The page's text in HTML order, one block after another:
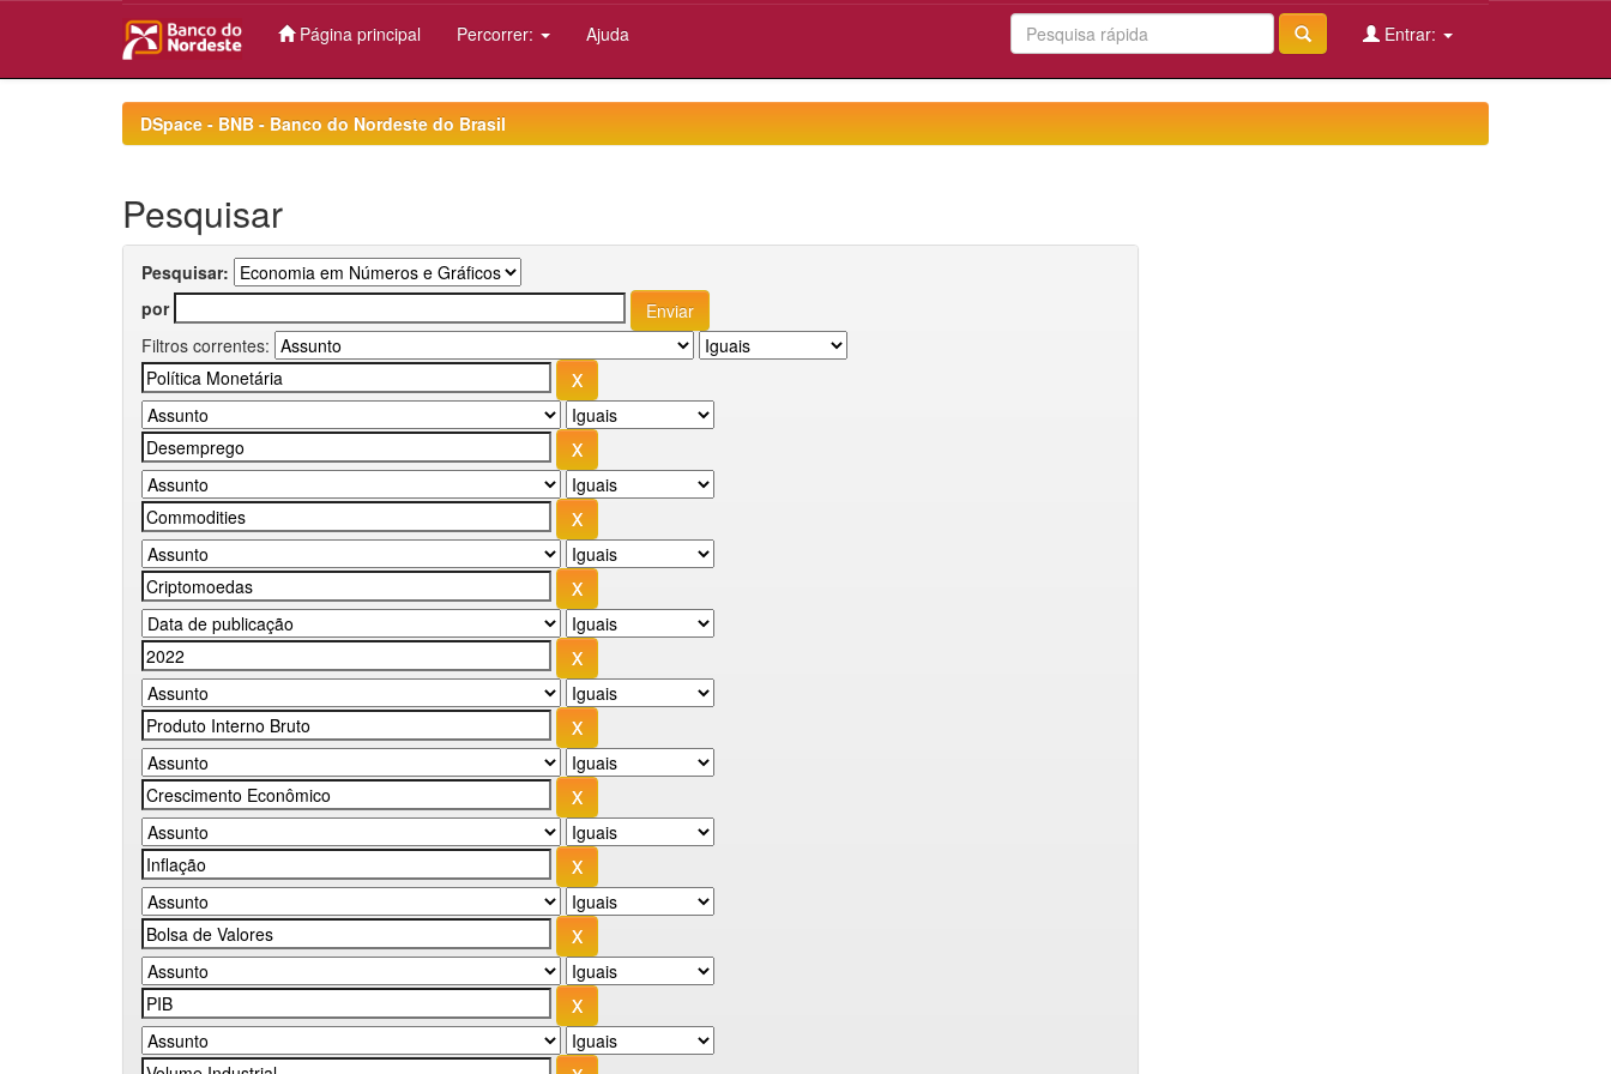
Página principal Percorrer: Ajuda Entrar:
DSpace - BNB - Banco do Nordeste do Brasil
Pesquisar
Pesquisar:
por
Filtros correntes: